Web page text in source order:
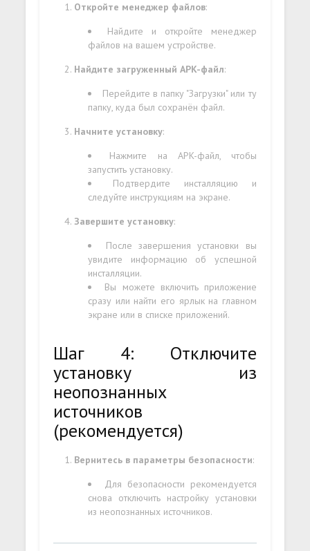
Откройте менеджер файлов:
Найдите и откройте менеджер
файлов на вашем устройстве.
Найдите загруженный APK-файл:
Перейдите в папку "Загрузки" или ту
папку, куда был сохранён файл.
Начните установку:
Нажмите на APK-файл, чтобы
запустить установку.
Подтвердите инсталляцию и
следуйте инструкциям на экране.
Завершите установку:
После завершения установки вы
увидите информацию об успешной
инсталляции.
Вы можете включить приложение
сразу или найти его ярлык на главном
экране или в списке приложений.
Шаг 4: Отключите
установку из
неопознанных
источников
(рекомендуется)
Вернитесь в параметры безопасности:
Для безопасности рекомендуется
снова отключить настройку установки
из неопознанных источников.